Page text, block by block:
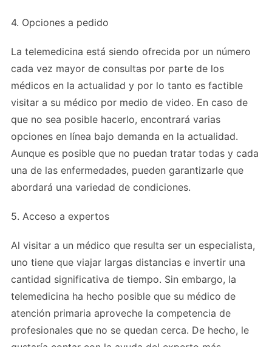
4. Opciones a pedido
La telemedicina está siendo ofrecida por un número
cada vez mayor de consultas por parte de los
médicos en la actualidad y por lo tanto es factible
visitar a su médico por medio de video. En caso de
que no sea posible hacerlo, encontrará varias
opciones en línea bajo demanda en la actualidad.
Aunque es posible que no puedan tratar todas y cada
una de las enfermedades, pueden garantizarle que
abordará una variedad de condiciones.
5. Acceso a expertos
Al visitar a un médico que resulta ser un especialista,
uno tiene que viajar largas distancias e invertir una
cantidad significativa de tiempo. Sin embargo, la
telemedicina ha hecho posible que su médico de
atención primaria aproveche la competencia de
profesionales que no se quedan cerca. De hecho, le